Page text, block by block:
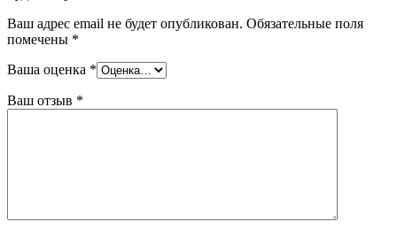
Ваш адрес email не будет опубликован. Обязательные поля
помечены *
Ваша оценка *
Ваш отзыв *